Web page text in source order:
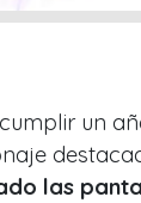
un
las